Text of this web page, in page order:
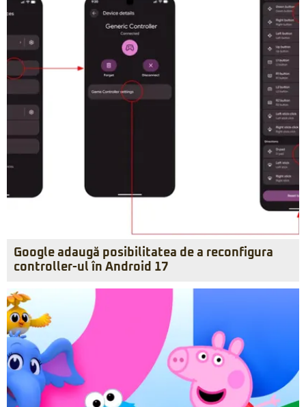
Google adaugă posibilitatea de a reconfigura
controller-ul în Android 17